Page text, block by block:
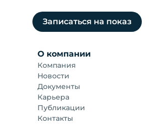
Записаться на показ
О компании
Компания
Новости
Документы
Карьера
Публикации
Контакты